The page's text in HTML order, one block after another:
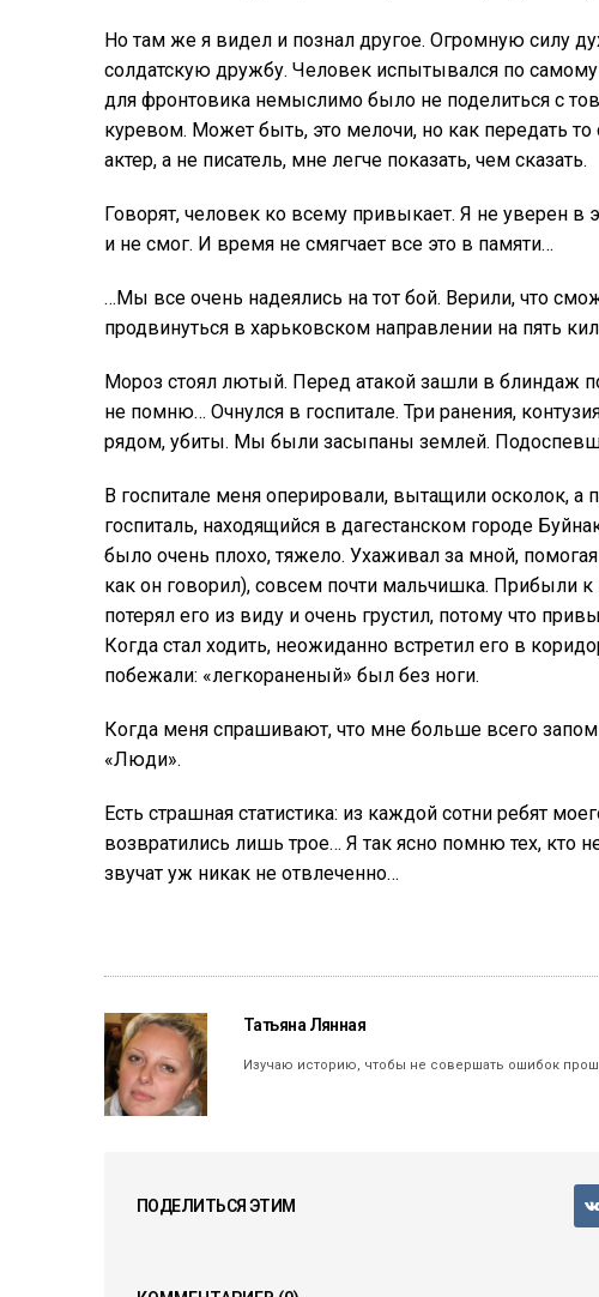
Но там же я видел и познал другое. Огромную силу
солдатскую дружбу. Человек испытывался по
для фронтовика немыслимо было не поделиться с
куревом. Может быть, это мелочи, но как передать
актер, а не писатель, мне легче показать, чем сказать.
Говорят, человек ко всему привыкает. Я не уверен
и не смог. И время не смягчает все это в памяти…
…Мы все очень надеялись на тот бой. Верили, что
продвинуться в харьковском направлении на пять
Мороз стоял лютый. Перед атакой зашли в блиндаж
не помню… Очнулся в госпитале. Три ранения,
рядом, убиты. Мы были засыпаны землей.
В госпитале меня оперировали, вытащили осколок, а
госпиталь, находящийся в дагестанском городе
было очень плохо, тяжело. Ухаживал за мной,
как он говорил), совсем почти мальчишка. Прибыли к
потерял его из виду и очень грустил, потому что
Когда стал ходить, неожиданно встретил его в
побежали: «легкораненый» был без ноги.
Когда меня спрашивают, что мне больше всего
«Люди».
Есть страшная статистика: из каждой сотни ребят
возвратились лишь трое… Я так ясно помню тех, кто
звучат уж никак не отвлеченно…
Татьяна Лянная
Изучаю историю, чтобы не совершать ошибок
ПОДЕЛИТЬСЯ ЭТИМ